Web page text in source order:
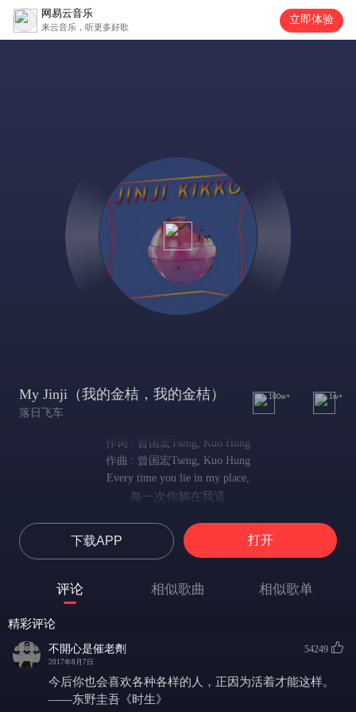
网易云音乐
来云音乐，听更多好歌
立即体验
My Jinji（我的金桔，我的金桔）
落日飞车
100w+ 1w+
作词 : 曾国宏Tseng, Kuo Hung
作曲 : 曾国宏Tseng, Kuo Hung
Every time you lie in my place,
每一次你躺在我這
我都想跟你說寶貝
I won’t be too late.
我不會太遲
我的金桔別哭
古老的時光早已超越我們的心靈。
My jinji please don’t cry,
我的金桔別哭
下载APP 打开
评论 相似歌曲 相似歌单
精彩评论
不開心是催老劑
2017年8月7日
54249
今后你也会喜欢各种各样的人，正因为活着才能这样。
——东野圭吾《时生》